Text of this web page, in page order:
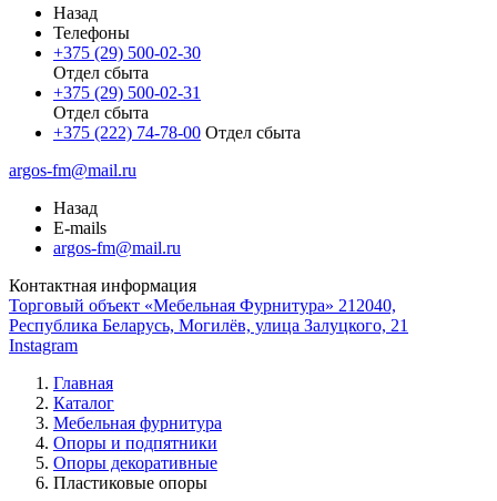
Назад
Телефоны
+375 (29) 500-02-30
Отдел сбыта
+375 (29) 500-02-31
Отдел сбыта
+375 (222) 74-78-00 Отдел сбыта
argos-fm@mail.ru
Назад
E-mails
argos-fm@mail.ru
Контактная информация
Торговый объект «Мебельная Фурнитура» 212040,
Республика Беларусь, Могилёв, улица Залуцкого, 21
Instagram
Главная
Каталог
Мебельная фурнитура
Опоры и подпятники
Опоры декоративные
Пластиковые опоры